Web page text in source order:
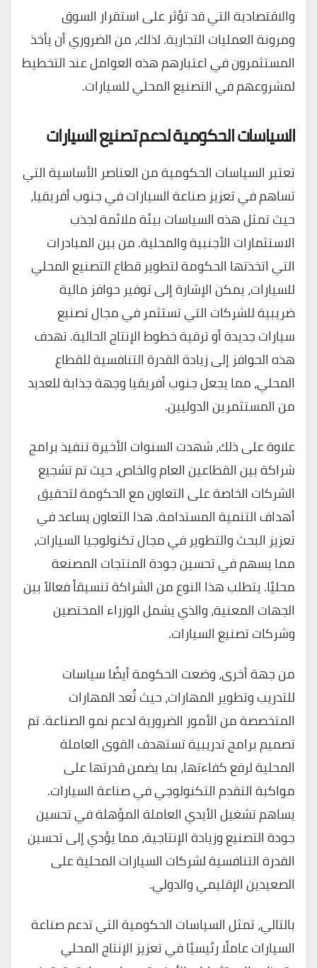
والاقتصادية التي قد تؤثر على استقرار السوق
ومرونة العمليات التجارية. لذلك، من الضروري أن يأخذ
المستثمرون في اعتبارهم هذه العوامل عند التخطيط
لمشروعهم في التصنيع المحلي للسيارات.
السياسات الحكومية لدعم تصنيع السيارات
تعتبر السياسات الحكومية من العناصر الأساسية التي
تساهم في تعزيز صناعة السيارات في جنوب أفريقيا،
حيث تمثل هذه السياسات بيئة ملائمة لجذب
الاستثمارات الأجنبية والمحلية. من بين المبادرات
التي اتخذتها الحكومة لتطوير قطاع التصنيع المحلي
للسيارات، يمكن الإشارة إلى توفير حوافز مالية
ضريبية للشركات التي تستثمر في مجال تصنيع
سيارات جديدة أو ترقية خطوط الإنتاج الحالية. تهدف
هذه الحوافز إلى زيادة القدرة التنافسية للقطاع
المحلي، مما يجعل جنوب أفريقيا وجهة جذابة للعديد
من المستثمرين الدوليين.
علاوة على ذلك، شهدت السنوات الأخيرة تنفيذ برامج
شراكة بين القطاعين العام والخاص، حيث تم تشجيع
الشركات الخاصة على التعاون مع الحكومة لتحقيق
أهداف التنمية المستدامة. هذا التعاون يساعد في
تعزيز البحث والتطوير في مجال تكنولوجيا السيارات،
مما يسهم في تحسين جودة المنتجات المصنعة
محليًا. يتطلب هذا النوع من الشراكة تنسيقاً فعالاً بين
الجهات المعنية، والذي يشمل الوزراء المختصين
وشركات تصنيع السيارات.
من جهة أخرى، وضعت الحكومة أيضًا سياسات
للتدريب وتطوير المهارات، حيث تُعد المهارات
المتخصصة من الأمور الضرورية لدعم نمو الصناعة. تم
تصميم برامج تدريبية تستهدف القوى العاملة
المحلية لرفع كفاءتها، بما يضمن قدرتها على
مواكبة التقدم التكنولوجي في صناعة السيارات.
يساهم تشغيل الأيدي العاملة المؤهلة في تحسين
جودة التصنيع وزيادة الإنتاجية، مما يؤدي إلى تحسين
القدرة التنافسية لشركات السيارات المحلية على
الصعيدين الإقليمي والدولي.
بالتالي، تمثل السياسات الحكومية التي تدعم صناعة
السيارات عاملًا رئيسيًا في تعزيز الإنتاج المحلي